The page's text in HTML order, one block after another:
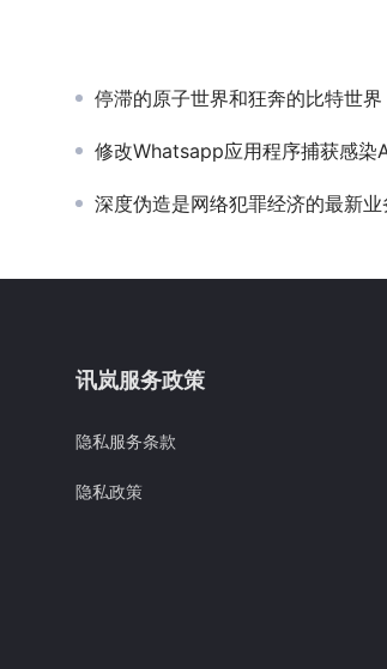
停滞的原子世界和狂奔的比特世界
修改Whatsapp应用程序捕获感
深度伪造是网络犯罪经济的最新业
讯岚服务政策
隐私服务条款
隐私政策